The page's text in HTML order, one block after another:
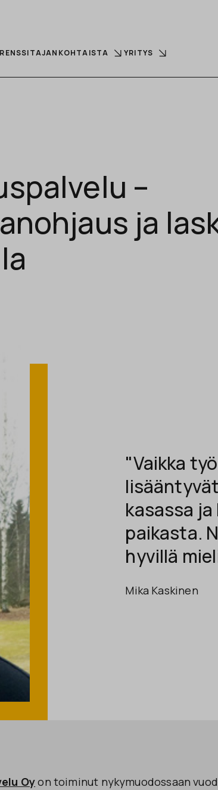
AJANKOHTAISTA YRITYS
–
ja
"Vaikka
kasassa
paikasta.
hyvillä
Mika Kaskinen
Oyon toiminut nykymuodossaan